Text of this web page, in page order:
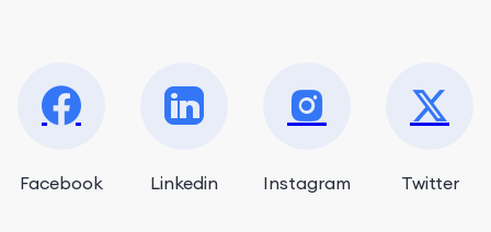
Facebook Linkedin Instagram Twitter